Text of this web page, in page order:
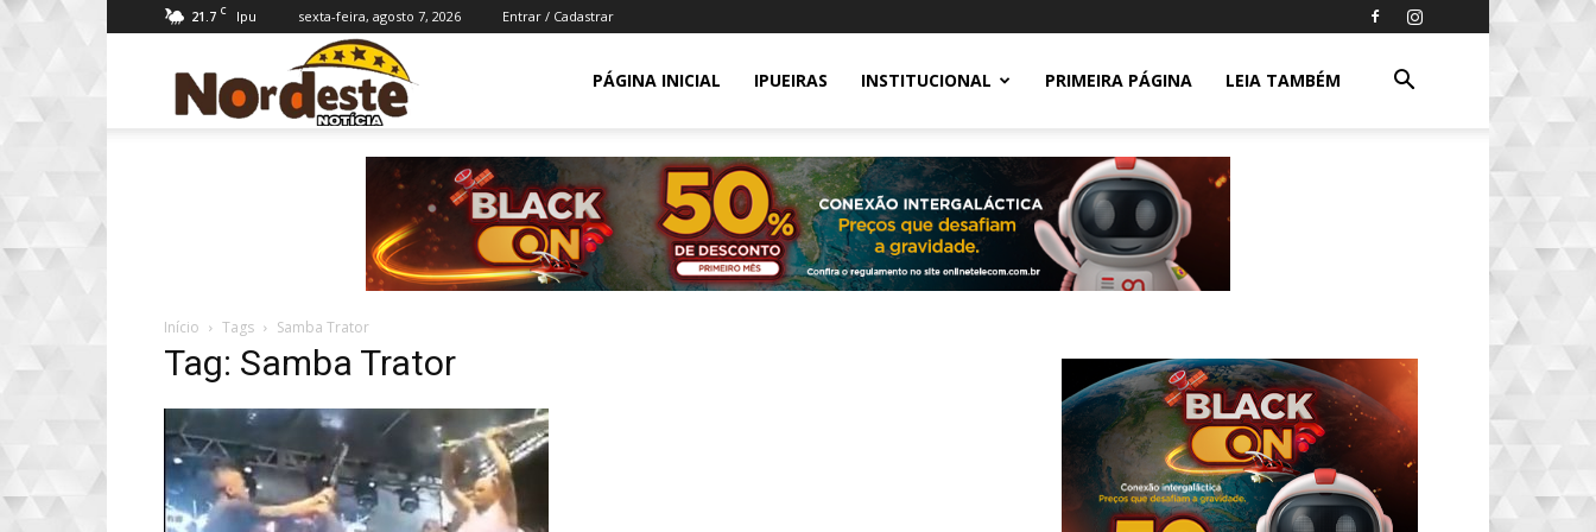
21.7 C Ipu sexta-feira, agosto 7, 2026 Entrar / Cadastrar
Notícia
PÁGINA INICIAL IPUEIRAS INSTITUCIONAL PRIMEIRA PÁGINA LEIA TAMBÉM
Início Tags Samba Trator
Tag: Samba Trator